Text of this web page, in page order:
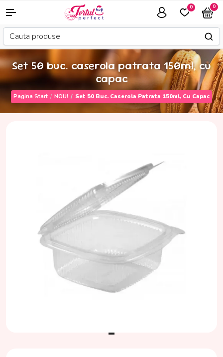
0 0
Set 50 buc. caserola patrata 150ml, cu
capac
Pagina Start NOU! Set 50 Buc. Caserola Patrata 150ml, Cu Capac